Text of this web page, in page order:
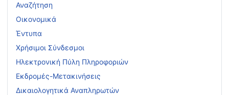
Αναζήτηση
Οικονομικά
Έντυπα
Χρήσιμοι Σύνδεσμοι
Ηλεκτρονική Πύλη Πληροφοριών
Εκδρομές-Μετακινήσεις
Δικαιολογητικά Αναπληρωτών